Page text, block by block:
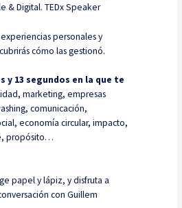
& Digital. TEDx Speaker
personales y
cómo las gestionó.
y 13 segundos en la que te
marketing, empresas
comunicación,
economía circular, impacto,
propósito…
papel y lápiz, y disfruta a
con Guillem